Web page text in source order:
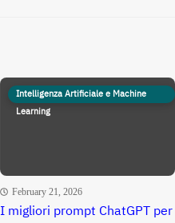
Intelligenza Artificiale e Machine
Learning
February 21, 2026
I migliori prompt ChatGPT per